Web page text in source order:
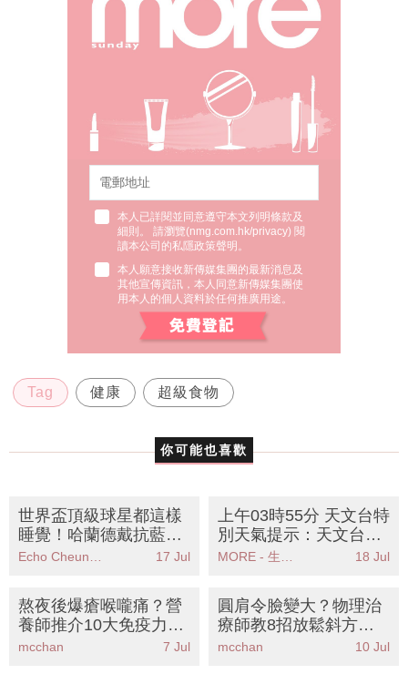
本人已詳閱並同意遵守本文列明條款及
讀本公司的私隱政策聲明。
本人願意接收新傳媒集團的最新消息及
其他宣傳資訊，本人同意新傳媒集團使
用本人的個人資料於任何推廣用途。
健康 超級食物
眼鏡、梅西一天睡超過
10小時
Echo Cheung（SundayMore編輯部） 17 Jul
出特別天氣提示雷雨區
影響香港廣泛地區
MORE - 生活品味 18 Jul
救食物丨附抗炎餐單KO
身體發炎
mcchan 7 Jul
告別虎背熊腰視覺減5k
g練出女星天鵝頸
mcchan 10 Jul